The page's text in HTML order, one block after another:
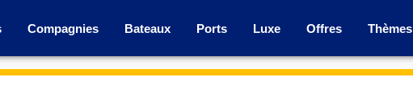
Compagnies Bateaux Ports Luxe Offres Thèmes